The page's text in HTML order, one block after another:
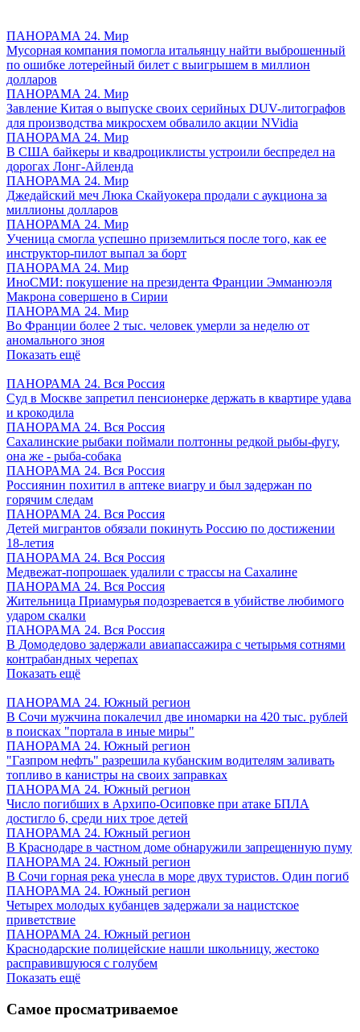
ПАНОРАМА 24. Мир
Мусорная компания помогла итальянцу найти выброшенный
по ошибке лотерейный билет с выигрышем в миллион
долларов
ПАНОРАМА 24. Мир
Завление Китая о выпуске своих серийных DUV-литографов
для производства микросхем обвалило акции NVidia
ПАНОРАМА 24. Мир
В США байкеры и квадроциклисты устроили беспредел на
дорогах Лонг-Айленда
ПАНОРАМА 24. Мир
Джедайский меч Люка Скайуокера продали с аукциона за
миллионы долларов
ПАНОРАМА 24. Мир
Ученица смогла успешно приземлиться после того, как ее
инструктор-пилот выпал за борт
ПАНОРАМА 24. Мир
ИноСМИ: покушение на президента Франции Эмманюэля
Макрона совершено в Сирии
ПАНОРАМА 24. Мир
Во Франции более 2 тыс. человек умерли за неделю от
аномального зноя
Показать ещё
ПАНОРАМА 24. Вся Россия
Суд в Москве запретил пенсионерке держать в квартире удава
и крокодила
ПАНОРАМА 24. Вся Россия
Сахалинские рыбаки поймали полтонны редкой рыбы-фугу,
она же - рыба-собака
ПАНОРАМА 24. Вся Россия
Россиянин похитил в аптеке виагру и был задержан по
горячим следам
ПАНОРАМА 24. Вся Россия
Детей мигрантов обязали покинуть Россию по достижении
18-летия
ПАНОРАМА 24. Вся Россия
Медвежат-попрошаек удалили с трассы на Сахалине
ПАНОРАМА 24. Вся Россия
Жительница Приамурья подозревается в убийстве любимого
ударом скалки
ПАНОРАМА 24. Вся Россия
В Домодедово задержали авиапассажира с четырьмя сотнями
контрабандных черепах
Показать ещё
ПАНОРАМА 24. Южный регион
В Сочи мужчина покалечил две иномарки на 420 тыс. рублей
в поисках "портала в иные миры"
ПАНОРАМА 24. Южный регион
"Газпром нефть" разрешила кубанским водителям заливать
топливо в канистры на своих заправках
ПАНОРАМА 24. Южный регион
Число погибших в Архипо-Осиповке при атаке БПЛА
достигло 6, среди них трое детей
ПАНОРАМА 24. Южный регион
В Краснодаре в частном доме обнаружили запрещенную пуму
ПАНОРАМА 24. Южный регион
В Сочи горная река унесла в море двух туристов. Один погиб
ПАНОРАМА 24. Южный регион
Четырех молодых кубанцев задержали за нацистское
приветствие
ПАНОРАМА 24. Южный регион
Краснодарские полицейские нашли школьницу, жестоко
расправившуюся с голубем
Показать ещё
Самое просматриваемое